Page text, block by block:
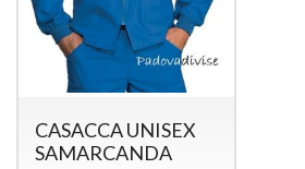
CASACCA UNISEX
SAMARCANDA